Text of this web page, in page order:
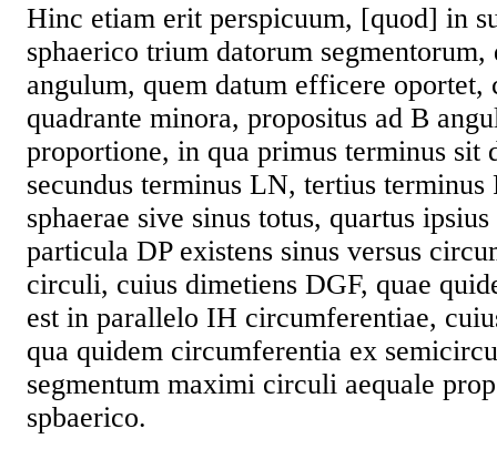
Hinc etiam erit perspicuum, [quod] in
sphaerico trium datorum
angulum, quem datum efficere oportet,
quadrante minora, propositus ad B
proportione, in qua primus terminus sit
secundus terminus LN, tertius terminus
sphaerae sive sinus totus, quartus
particula DP existens sinus versus
circuli, cuius dimetiens DGF, quae
est in parallelo IH circumferentiae,
qua quidem circumferentia ex
segmentum maximi circuli aequale
spbaerico.